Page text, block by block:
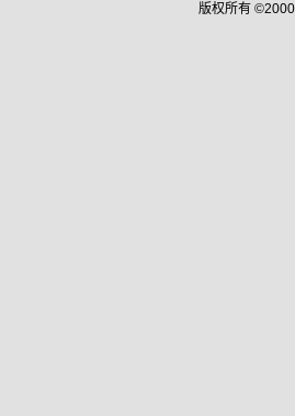
版权所有